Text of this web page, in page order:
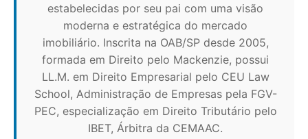
estabelecidas por seu pai com uma visão
moderna e estratégica do mercado
imobiliário. Inscrita na OAB/SP desde 2005,
formada em Direito pelo Mackenzie, possui
LL.M. em Direito Empresarial pelo CEU Law
School, Administração de Empresas pela FGV-
PEC, especialização em Direito Tributário pelo
IBET, Árbitra da CEMAAC.